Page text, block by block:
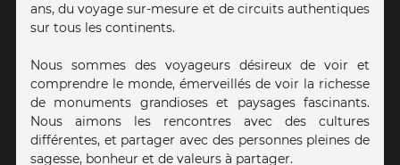
ans, du voyage sur-mesure et de circuits authentiques
sur tous les continents.
Nous sommes des voyageurs désireux de voir et
comprendre le monde, émerveillés de voir la richesse
de monuments grandioses et paysages fascinants.
Nous aimons les rencontres avec des cultures
différentes, et partager avec des personnes pleines de
sagesse, bonheur et de valeurs à partager.